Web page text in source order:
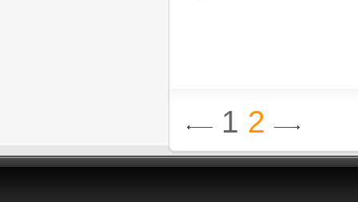
1 2